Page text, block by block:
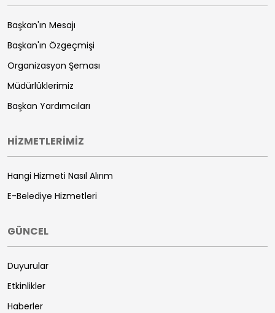
Başkan'ın Mesajı
Başkan'ın Özgeçmişi
Organizasyon Şeması
Müdürlüklerimiz
Başkan Yardımcıları
HİZMETLERİMİZ
Hangi Hizmeti Nasıl Alırım
E-Belediye Hizmetleri
GÜNCEL
Duyurular
Etkinlikler
Haberler